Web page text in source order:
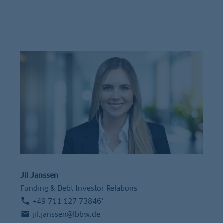
Jil Janssen
Funding & Debt Investor Relations
+49 711 127 73846*
jil.janssen@lbbw.de